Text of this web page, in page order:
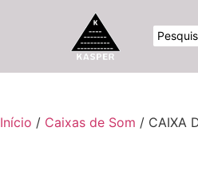
Início / Caixas de Som / CAIXA